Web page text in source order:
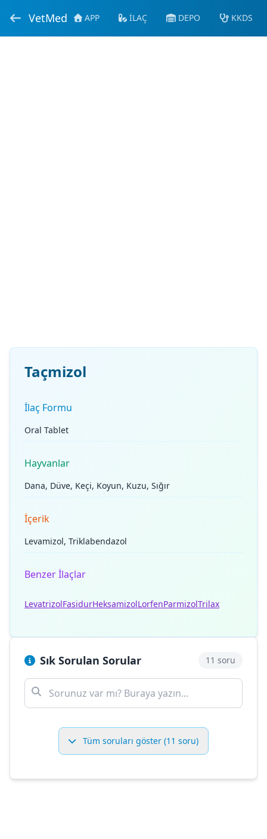
VetMed APP İLAÇ DEPO KKDS
Taçmizol
İlaç Formu
Oral Tablet
Hayvanlar
Dana, Düve, Keçi, Koyun, Kuzu, Sığır
İçerik
Levamizol, Triklabendazol
Benzer İlaçlar
LevatrizolFasidurHeksamizolLorfenParmizolTrilax
Sık Sorulan Sorular 11 soru
Tüm soruları göster (11 soru)